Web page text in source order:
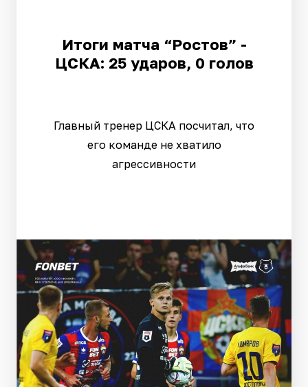
Итоги матча “Ростов” -
ЦСКА: 25 ударов, 0 голов
Главный тренер ЦСКА посчитал, что
его команде не хватило
агрессивности